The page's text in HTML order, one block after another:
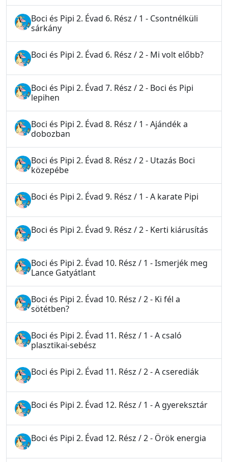
Boci és Pipi 2. Évad 6. Rész / 1 - Csontnélküli
sárkány
Boci és Pipi 2. Évad 6. Rész / 2 - Mi volt előbb?
Boci és Pipi 2. Évad 7. Rész / 2 - Boci és Pipi
lepihen
Boci és Pipi 2. Évad 8. Rész / 1 - Ajándék a
dobozban
Boci és Pipi 2. Évad 8. Rész / 2 - Utazás Boci
közepébe
Boci és Pipi 2. Évad 9. Rész / 1 - A karate Pipi
Boci és Pipi 2. Évad 9. Rész / 2 - Kerti kiárusítás
Boci és Pipi 2. Évad 10. Rész / 1 - Ismerjék meg
Lance Gatyátlant
Boci és Pipi 2. Évad 10. Rész / 2 - Ki fél a
sötétben?
Boci és Pipi 2. Évad 11. Rész / 1 - A csaló
plasztikai-sebész
Boci és Pipi 2. Évad 11. Rész / 2 - A cserediák
Boci és Pipi 2. Évad 12. Rész / 1 - A gyereksztár
Boci és Pipi 2. Évad 12. Rész / 2 - Örök energia